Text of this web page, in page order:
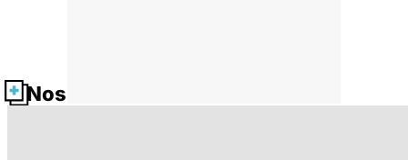
Nos fiches santé